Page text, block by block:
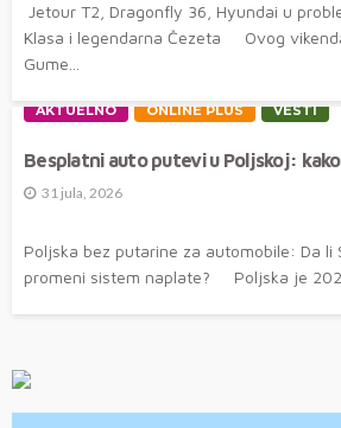
Jetour T2, Dragonfly 36, Hyundai u
Klasa i legendarna Čezeta Ovog
Gume...
AKTUELNO ONLINE PLUS VESTI
Besplatni auto putevi u Poljskoj:
31 jula, 2026
Poljska bez putarine za automobile: Da li
promeni sistem naplate? Poljska je